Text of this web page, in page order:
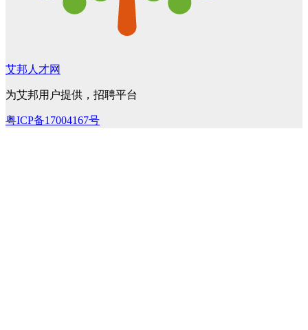
艾邦人才网
为艾邦用户提供，招聘平台
粤ICP备17004167号